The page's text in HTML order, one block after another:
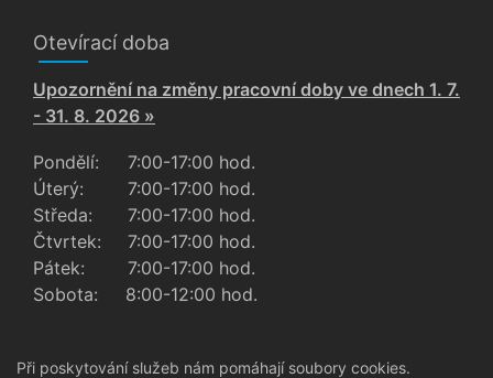
Otevírací doba
Upozornění na změny pracovní doby ve dnech 1. 7.
- 31. 8. 2026 »
Pondělí:
Úterý:
Středa:
Čtvrtek:
Pátek:
Sobota:
7:00-17:00 hod.
7:00-17:00 hod.
7:00-17:00 hod.
7:00-17:00 hod.
7:00-17:00 hod.
8:00-12:00 hod.
Při poskytování služeb nám pomáhají soubory cookies.